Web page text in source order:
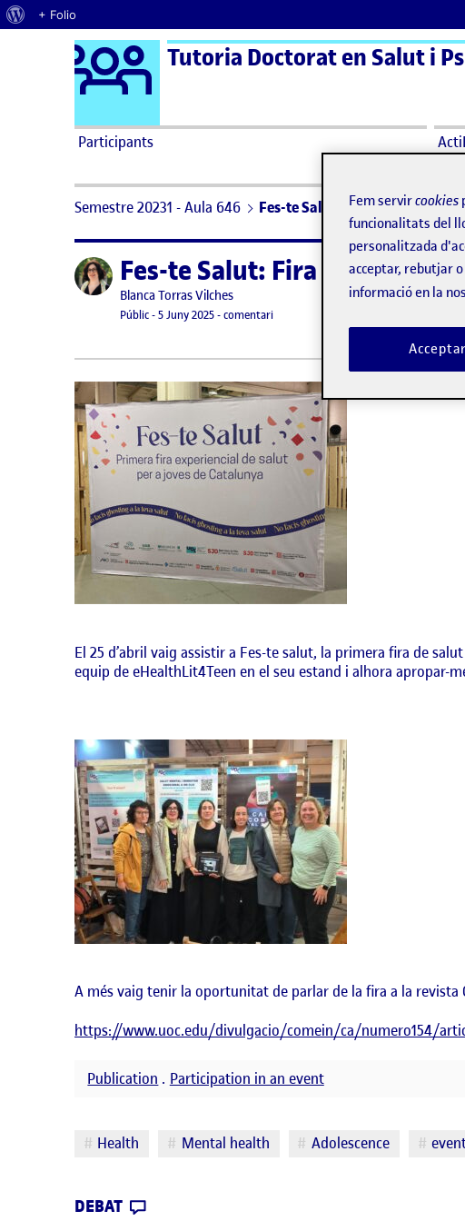
Quant al WordPress
+ Folio
Saltar al contingut Logo Ágora
Tutoria Doctorat en Salut i
Participants
Semestre 20231 - Aula 646 Fes-te Salut: Fira de Salut per
Publicat perFes-te Salut: Fira de Salut
Publicat per
Blanca Torras Vilches
Visibilitat:
Públic-Data de publicació
5 Juny 20255 juny, 2025 9:10 pm
-comentariel Fes-te Salut: Fira de Salut per a
El 25 d’abril vaig assistir a Fes-te salut, la primera fira de
equip de eHealthLit4Teen en el seu estand i alhora apropar-
A més vaig tenir la oportunitat de parlar de la fira a la revista
https://www.uoc.edu/divulgacio/comein/ca/numero154/
Publication . Participation in an event
Etiquetes
Health Mental health Adolescence
DEBAT
Fem servircookies
funcionalitats del
personalitzada
acceptar, rebutjar
informació en la
Acceptar